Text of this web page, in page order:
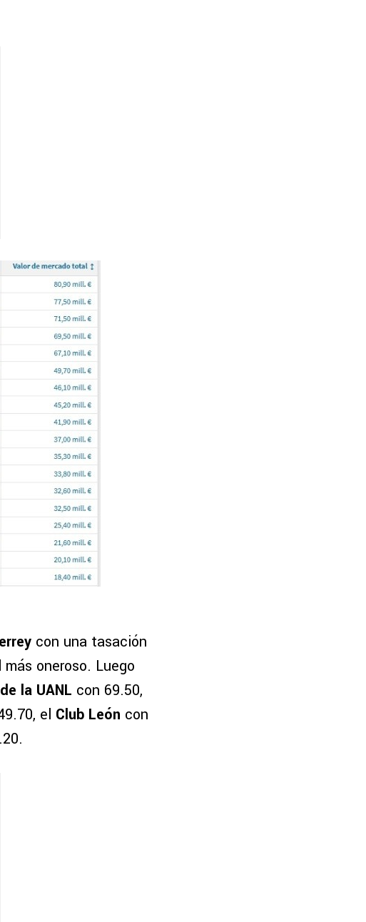
con una tasación
oneroso. Luego
la UANL con 69.50,
el Club León con